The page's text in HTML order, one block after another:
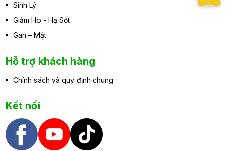
Sinh Lý
Giảm Ho - Hạ Sốt
Gan – Mật
Hỗ trợ khách hàng
Chính sách và quy định chung
Kết nối